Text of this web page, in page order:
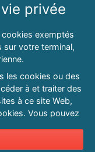
RESERVED
privée
exemptés
sur votre terminal,
les cookies ou des
à et traiter des
à ce site Web,
Vous pouvez
sur « Refuser